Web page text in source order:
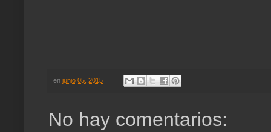
en junio 05, 2015
No hay comentarios: